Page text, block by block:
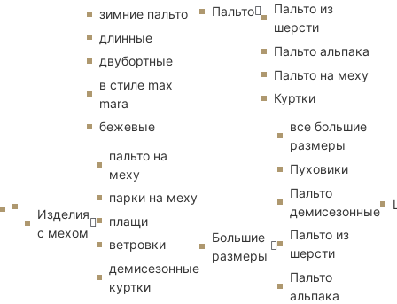
зимние пальто
длинные
двубортные
в стиле max
mara
бежевые
Изделия
с мехом
пальто на
меху
парки на меху
плащи
ветровки
демисезонные
куртки
Пальто
Пальто из
шерсти
Пальто альпака
Пальто на меху
Куртки
Большие
размеры
все большие
размеры
Пуховики
Пальто
демисезонные
Пальто из
шерсти
Пальто
альпака